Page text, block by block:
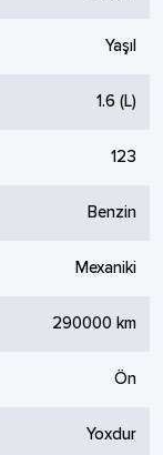
Yaşıl
1.6 (L)
123
Benzin
Mexaniki
290000 km
Ön
Yoxdur